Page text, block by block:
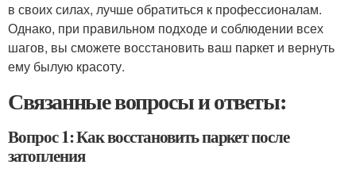
в своих силах, лучше обратиться к профессионалам.
Однако, при правильном подходе и соблюдении всех
шагов, вы сможете восстановить ваш паркет и вернуть
ему былую красоту.
Связанные вопросы и ответы:
Вопрос 1: Как восстановить паркет после
затопления